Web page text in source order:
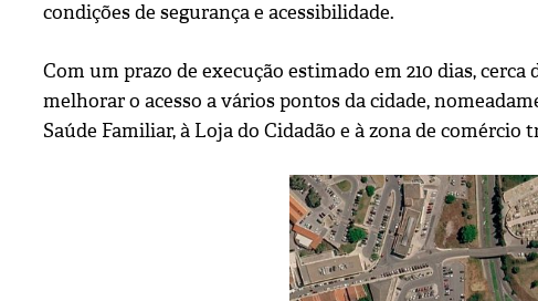
condições de segurança e acessibilidade.
Com um prazo de execução estimado em 210 dias,
melhorar o acesso a vários pontos da cidade,
Saúde Familiar, à Loja do Cidadão e à zona de comércio